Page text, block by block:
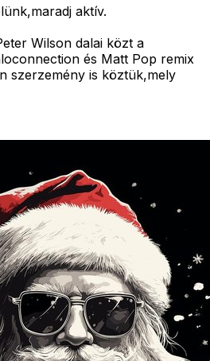
aktív.
Wilson dalai közt a
és Matt Pop remix
szerzemény is köztük,mely